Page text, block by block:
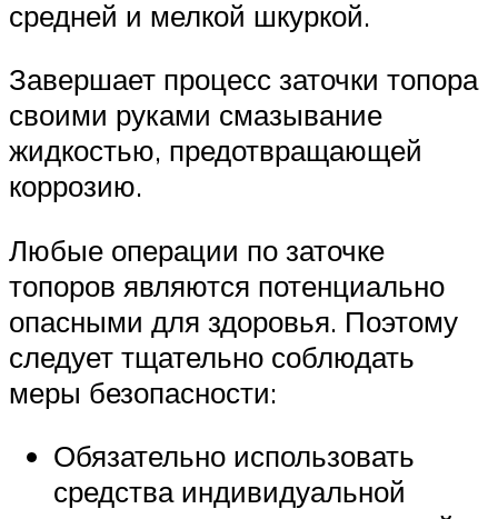
средней и мелкой шкуркой.
Завершает процесс заточки топора
своими руками смазывание
жидкостью, предотвращающей
коррозию.
Любые операции по заточке
топоров являются потенциально
опасными для здоровья. Поэтому
следует тщательно соблюдать
меры безопасности:
Обязательно использовать
средства индивидуальной